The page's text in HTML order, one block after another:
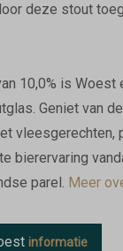
deze stout
10,0% is
Geniet van
bierervaring
parel. Meer
informatie